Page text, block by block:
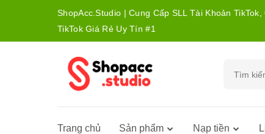
ShopAcc.Studio | Cung Cấp SLL Tài Khoản TikTok,
TikTok Giá Rẻ Uy Tín #1
Trang chủ Sản phẩm Nạp tiền